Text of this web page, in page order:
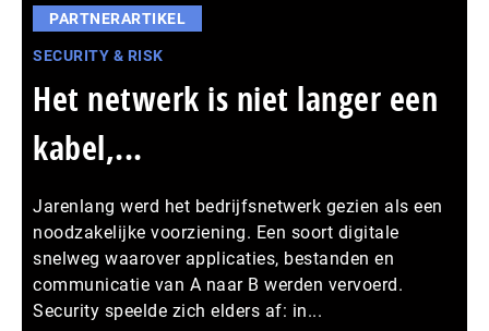
PARTNERARTIKEL
SECURITY & RISK
Het netwerk is niet langer een
kabel,...
Jarenlang werd het bedrijfsnetwerk gezien als een
noodzakelijke voorziening. Een soort digitale
snelweg waarover applicaties, bestanden en
communicatie van A naar B werden vervoerd.
Security speelde zich elders af: in...